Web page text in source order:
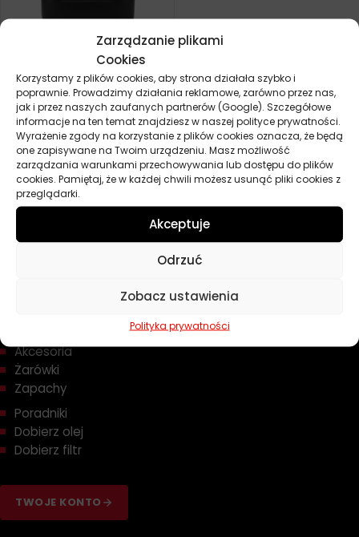
Zarządzanie plikami
Cookies
Korzystamy z plików cookies, aby strona działała szybko i
poprawnie. Prowadzimy działania reklamowe, zarówno przez nas,
jak i przez naszych zaufanych partnerów (Google). Szczegółowe
informacje na ten temat znajdziesz w naszej polityce prywatności.
Wyrażenie zgody na korzystanie z plików cookies oznacza, że będą
one zapisywane na Twoim urządzeniu. Masz możliwość
zarządzania warunkami przechowywania lub dostępu do plików
cookies. Pamiętaj, że w każdej chwili możesz usunąć pliki cookies z
przeglądarki.
Akceptuje
Odrzuć
Zobacz ustawienia
Polityka prywatności
TEXACO RANDO HD 68 20L
468,70zł 0 szt.
POKAŻ WIĘCEJ PRODUKTÓW
Akcesoria
Żarówki
Zapachy
Poradniki
Dobierz olej
Dobierz filtr
TWOJE KONTO